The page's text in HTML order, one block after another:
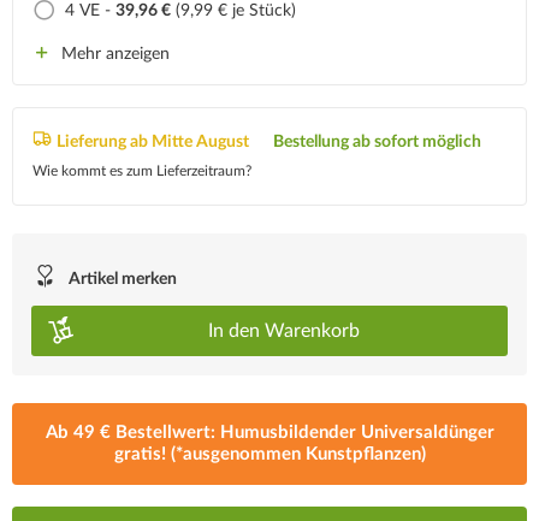
4 VE - 39,96 € (9,99 € je Stück)
Mehr anzeigen
Lieferung ab Mitte August
Wie kommt es zum Lieferzeitraum?
Bestellung ab sofort möglich
Artikel merken
In den Warenkorb
Ab 49 € Bestellwert: Humusbildender Universaldünger
gratis! (*ausgenommen Kunstpflanzen)